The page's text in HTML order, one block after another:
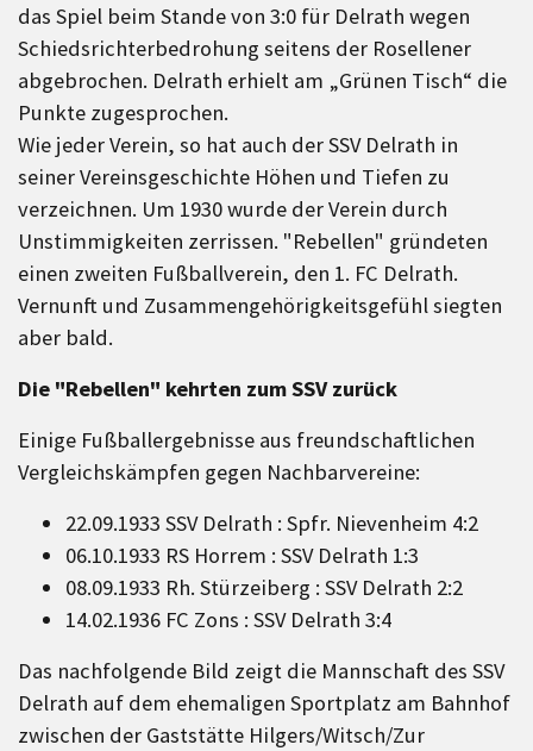
das Spiel beim Stande von 3:0 für Delrath wegen
Schiedsrichterbedrohung seitens der Rosellener
abgebrochen. Delrath erhielt am „Grünen Tisch“ die
Punkte zugesprochen.
Wie jeder Verein, so hat auch der SSV Delrath in
seiner Vereinsgeschichte Höhen und Tiefen zu
verzeichnen. Um 1930 wurde der Verein durch
Unstimmigkeiten zerrissen. "Rebellen" gründeten
einen zweiten Fußballverein, den 1. FC Delrath.
Vernunft und Zusammengehörigkeitsgefühl siegten
aber bald.
Die "Rebellen" kehrten zum SSV zurück
Einige Fußballergebnisse aus freundschaftlichen
Vergleichskämpfen gegen Nachbarvereine:
22.09.1933 SSV Delrath : Spfr. Nievenheim 4:2
06.10.1933 RS Horrem : SSV Delrath 1:3
08.09.1933 Rh. Stürzeiberg : SSV Delrath 2:2
14.02.1936 FC Zons : SSV Delrath 3:4
Das nachfolgende Bild zeigt die Mannschaft des SSV
Delrath auf dem ehemaligen Sportplatz am Bahnhof
zwischen der Gaststätte Hilgers/Witsch/Zur